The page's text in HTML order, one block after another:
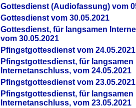
Gottesdienst (Audiofassung) vom
Gottesdienst vom 30.05.2021
Gottesdienst, für langsamen
vom 30.05.2021
Pfingstgottesdienst vom 24.05.2021
Pfingstgottesdienst, für langsamen
Internetanschluss, vom 24.05.2021
Pfingstgottesdienst vom 23.05.2021
Pfingstgottesdienst, für langsamen
Internetanschluss, vom 23.05.2021